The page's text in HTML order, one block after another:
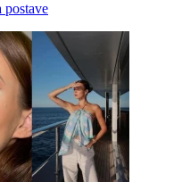
postave